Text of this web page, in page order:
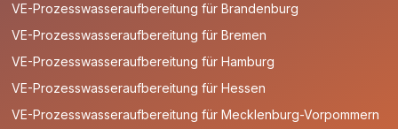
VE-Prozesswasseraufbereitung für Brandenburg
VE-Prozesswasseraufbereitung für Bremen
VE-Prozesswasseraufbereitung für Hamburg
VE-Prozesswasseraufbereitung für Hessen
VE-Prozesswasseraufbereitung für Mecklenburg-Vorpommern